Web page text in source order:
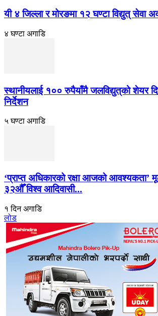
यी ४ जिल्ला र मोरङमा १२ घण्टा विद्युत् सेवा
४ घण्टा अगाडि
स्थानीयलाई १०० रुपैयाँमै जलविद्युत्‌को शेयर
निर्देशन
५ घण्टा अगाडि
‘प्राप्त अधिकारको रक्षा आजको आवश्यकता’
३२औँ विश्व आदिवासी...
१ दिन अगाडि
लोड